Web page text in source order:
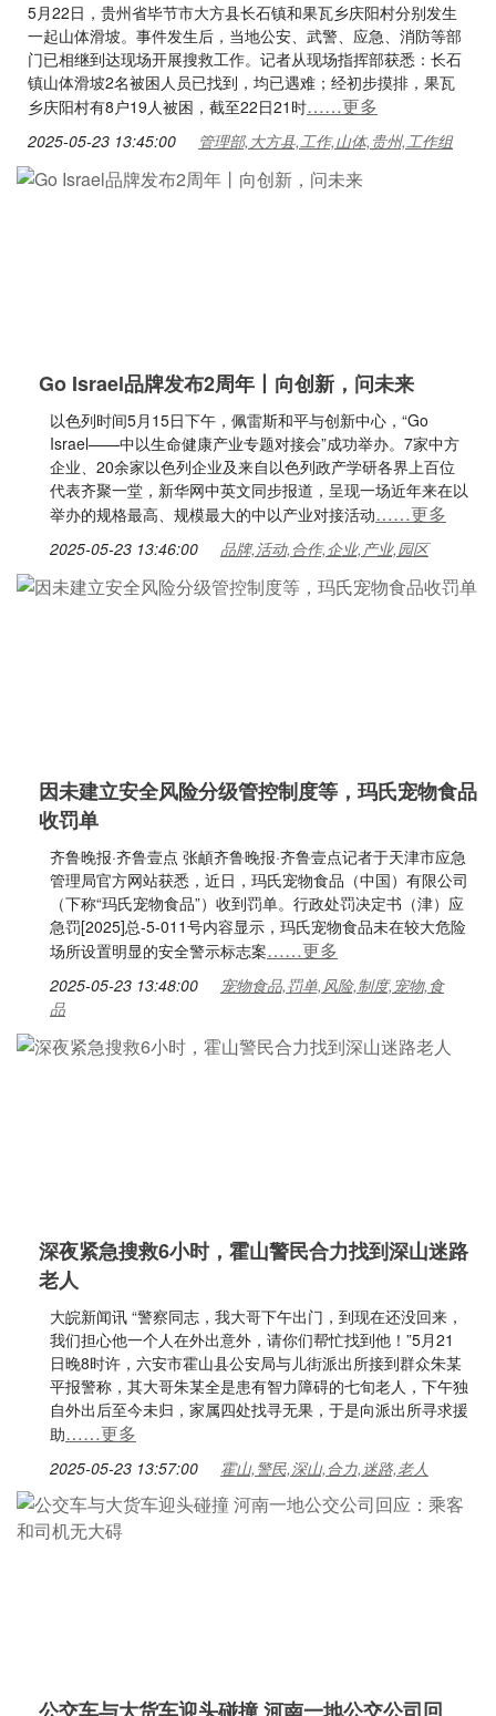
5月22日，贵州省毕节市大方县长石镇和果瓦乡庆阳村分别发生
一起山体滑坡。事件发生后，当地公安、武警、应急、消防等部
门已相继到达现场开展搜救工作。记者从现场指挥部获悉：长石
镇山体滑坡2名被困人员已找到，均已遇难；经初步摸排，果瓦
乡庆阳村有8户19人被困，截至22日21时……更多
2025-05-23 13:45:00 管理部,大方县,工作,山体,贵州,工作组
Go Israel品牌发布2周年丨向创新，问未来
以色列时间5月15日下午，佩雷斯和平与创新中心，“Go
Israel——中以生命健康产业专题对接会”成功举办。7家中方
企业、20余家以色列企业及来自以色列政产学研各界上百位
代表齐聚一堂，新华网中英文同步报道，呈现一场近年来在以
举办的规格最高、规模最大的中以产业对接活动……更多
2025-05-23 13:46:00 品牌,活动,合作,企业,产业,园区
因未建立安全风险分级管控制度等，玛氏宠物食品
收罚单
齐鲁晚报·齐鲁壹点 张頔齐鲁晚报·齐鲁壹点记者于天津市应急
管理局官方网站获悉，近日，玛氏宠物食品（中国）有限公司
（下称“玛氏宠物食品”）收到罚单。行政处罚决定书（津）应
急罚[2025]总-5-011号内容显示，玛氏宠物食品未在较大危险
场所设置明显的安全警示标志案……更多
2025-05-23 13:48:00
宠物食品,罚单,风险,制度,宠物,食
品
深夜紧急搜救6小时，霍山警民合力找到深山迷路
老人
大皖新闻讯 “警察同志，我大哥下午出门，到现在还没回来，
我们担心他一个人在外出意外，请你们帮忙找到他！”5月21
日晚8时许，六安市霍山县公安局与儿街派出所接到群众朱某
平报警称，其大哥朱某全是患有智力障碍的七旬老人，下午独
自外出后至今未归，家属四处找寻无果，于是向派出所寻求援
助……更多
2025-05-23 13:57:00 霍山,警民,深山,合力,迷路,老人